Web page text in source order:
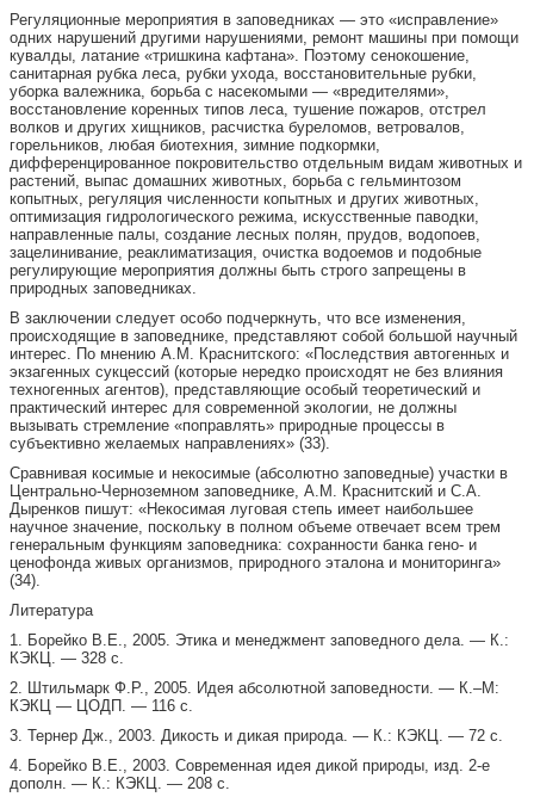
Регуляционные мероприятия в заповедниках — это «исправление»
одних нарушений другими нарушениями, ремонт машины при помощи
кувалды, латание «тришкина кафтана». Поэтому сенокошение,
санитарная рубка леса, рубки ухода, восстановительные рубки,
уборка валежника, борьба с насекомыми — «вредителями»,
восстановление коренных типов леса, тушение пожаров, отстрел
волков и других хищников, расчистка буреломов, ветровалов,
горельников, любая биотехния, зимние подкормки,
дифференцированное покровительство отдельным видам животных и
растений, выпас домашних животных, борьба с гельминтозом
копытных, регуляция численности копытных и других животных,
оптимизация гидрологического режима, искусственные паводки,
направленные палы, создание лесных полян, прудов, водопоев,
зацелинивание, реаклиматизация, очистка водоемов и подобные
регулирующие мероприятия должны быть строго запрещены в
природных заповедниках.
В заключении следует особо подчеркнуть, что все изменения,
происходящие в заповеднике, представляют собой большой научный
интерес. По мнению А.М. Краснитского: «Последствия автогенных и
экзагенных сукцессий (которые нередко происходят не без влияния
техногенных агентов), представляющие особый теоретический и
практический интерес для современной экологии, не должны
вызывать стремление «поправлять» природные процессы в
субъективно желаемых направлениях» (33).
Сравнивая косимые и некосимые (абсолютно заповедные) участки в
Центрально-Черноземном заповеднике, А.М. Краснитский и С.А.
Дыренков пишут: «Некосимая луговая степь имеет наибольшее
научное значение, поскольку в полном объеме отвечает всем трем
генеральным функциям заповедника: сохранности банка гено- и
ценофонда живых организмов, природного эталона и мониторинга»
(34).
Литература
1. Борейко В.Е., 2005. Этика и менеджмент заповедного дела. — К.:
КЭКЦ. — 328 с.
2. Штильмарк Ф.Р., 2005. Идея абсолютной заповедности. — К.–М:
КЭКЦ — ЦОДП. — 116 с.
3. Тернер Дж., 2003. Дикость и дикая природа. — К.: КЭКЦ. — 72 с.
4. Борейко В.Е., 2003. Современная идея дикой природы, изд. 2-е
дополн. — К.: КЭКЦ. — 208 с.